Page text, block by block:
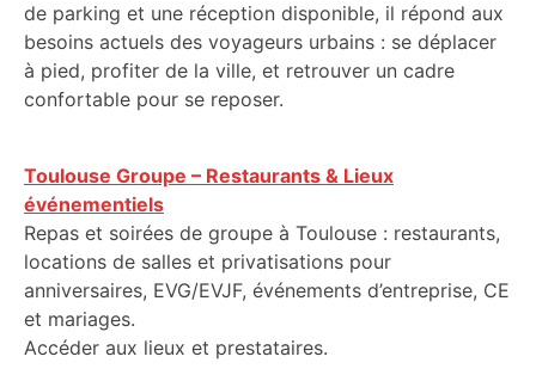
de parking et une réception disponible, il répond aux
besoins actuels des voyageurs urbains : se déplacer
à pied, profiter de la ville, et retrouver un cadre
confortable pour se reposer.
Toulouse Groupe – Restaurants & Lieux
événementiels
Repas et soirées de groupe à Toulouse : restaurants,
locations de salles et privatisations pour
anniversaires, EVG/EVJF, événements d’entreprise, CE
et mariages.
Accéder aux lieux et prestataires.